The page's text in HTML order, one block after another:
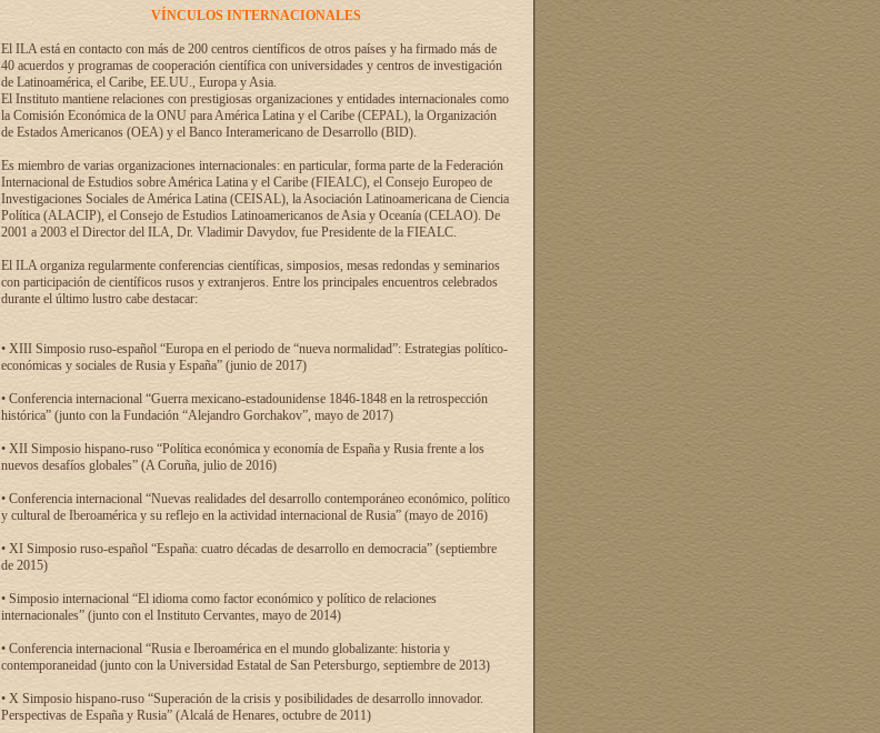
VÍNCULOS INTERNACIONALES
El ILA está en contacto con más de 200 centros científicos de otros países y ha firmado más de
40 acuerdos y programas de cooperación científica con universidades y centros de investigación
de Latinoamérica, el Caribe, EE.UU., Europa y Asia.
El Instituto mantiene relaciones con prestigiosas organizaciones y entidades internacionales como
la Comisión Económica de la ONU para América Latina y el Caribe (CEPAL), la Organización
de Estados Americanos (OEA) y el Banco Interamericano de Desarrollo (BID).
Es miembro de varias organizaciones internacionales: en particular, forma parte de la Federación
Internacional de Estudios sobre América Latina y el Caribe (FIEALC), el Consejo Europeo de
Investigaciones Sociales de América Latina (CEISAL), la Asociación Latinoamericana de Ciencia
Política (ALACIP), el Consejo de Estudios Latinoamericanos de Asia y Oceanía (CELAO). De
2001 a 2003 el Director del ILA, Dr. Vladimir Davydov, fue Presidente de la FIEALC.
El ILA organiza regularmente conferencias científicas, simposios, mesas redondas y seminarios
con participación de científicos rusos y extranjeros. Entre los principales encuentros celebrados
durante el último lustro cabe destacar:
• XIII Simposio ruso-español “Europa en el periodo de “nueva normalidad”: Estrategias político-
económicas y sociales de Rusia y España” (junio de 2017)
• Conferencia internacional “Guerra mexicano-estadounidense 1846-1848 en la retrospección
histórica” (junto con la Fundación “Alejandro Gorchakov”, mayo de 2017)
• XII Simposio hispano-ruso “Política económica y economía de España y Rusia frente a los
nuevos desafíos globales” (A Coruña, julio de 2016)
• Conferencia internacional “Nuevas realidades del desarrollo contemporáneo económico, político
y cultural de Iberoamérica y su reflejo en la actividad internacional de Rusia” (mayo de 2016)
• XI Simposio ruso-español “España: cuatro décadas de desarrollo en democracia” (septiembre
de 2015)
• Simposio internacional “El idioma como factor económico y político de relaciones
internacionales” (junto con el Instituto Cervantes, mayo de 2014)
• Conferencia internacional “Rusia e Iberoamérica en el mundo globalizante: historia y
contemporaneidad (junto con la Universidad Estatal de San Petersburgo, septiembre de 2013)
• X Simposio hispano-ruso “Superación de la crisis y posibilidades de desarrollo innovador.
Perspectivas de España y Rusia” (Alcalá de Henares, octubre de 2011)